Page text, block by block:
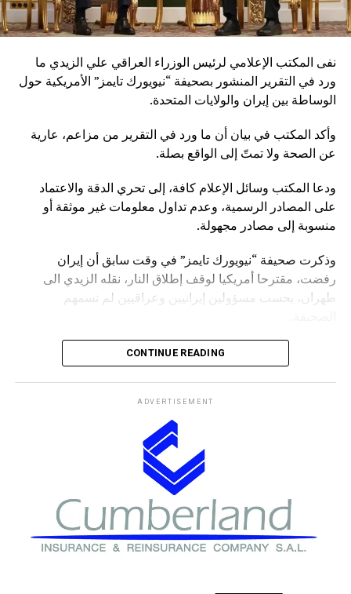
نفى المكتب الإعلامي لرئيس الوزراء العراقي علي الزيدي ما
ورد في التقرير المنشور بصحيفة “نيويورك تايمز” الأمريكية حول
الوساطة بين إيران والولايات المتحدة.
وأكد المكتب في بيان أن ما ورد في التقرير من مزاعم، عارية
عن الصحة ولا تمتّ إلى الواقع بصلة.
ودعا المكتب وسائل الإعلام كافة، إلى تحري الدقة والاعتماد
على المصادر الرسمية، وعدم تداول معلومات غير موثقة أو
منسوبة إلى مصادر مجهولة.
وذكرت صحيفة “نيويورك تايمز” في وقت سابق أن إيران
رفضت، مقترحا أمريكيا لوقف إطلاق النار، نقله الزيدي الى
طهران، بحسب مسؤولين إيرانيين وعراقيين لم تسمهم
وأشارت الصحيفة إلى أن طهران لا تبدو مهتمة باتفاق مؤقت
يترك مسألة السيطرة على مضيق هرمز دون حسم، في وقت
لم يصدر فيه تعليق فوري من البيت الأبيض على هذه التطورات.
وكان رئيس الوزراء العراقي قد زار طهران أمس الخميس، بعد
لقائه الرئيس الأمريكي دونالد ترامب في البيت الأبيض الأسبوع
CONTINUE READING
ADVERTISEMENT